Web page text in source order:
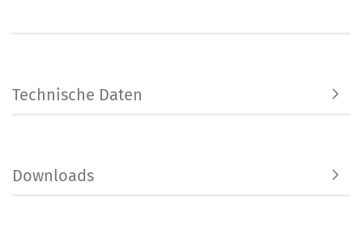
Technische Daten
Downloads